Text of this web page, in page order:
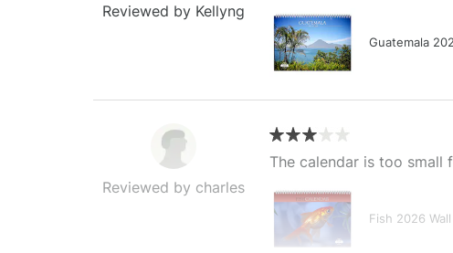
Reviewed by Kellyng
Guatemala
Reviewed by charles
The calendar is too
Fish 2026